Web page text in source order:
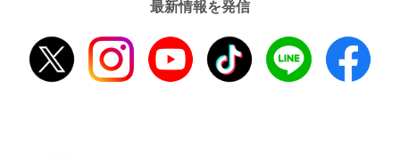
最新情報を発信